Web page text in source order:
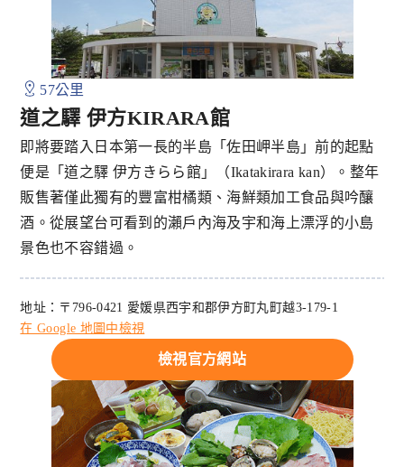
57公里
道之驛 伊方KIRARA館
即將要踏入日本第一長的半島「佐田岬半島」前的起點
便是「道之驛 伊方きらら館」（Ikatakirara kan）。整年
販售著僅此獨有的豐富柑橘類、海鮮類加工食品與吟釀
酒。從展望台可看到的瀨戶內海及宇和海上漂浮的小島
景色也不容錯過。
地址：〒796-0421 愛媛県西宇和郡伊方町丸町越3-179-1
在 Google 地圖中檢視
檢視官方網站